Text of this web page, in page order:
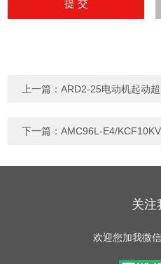
上一篇：ARD2-25电动机起动
下一篇：AMC96L-E4/
关注
欢迎您加我微